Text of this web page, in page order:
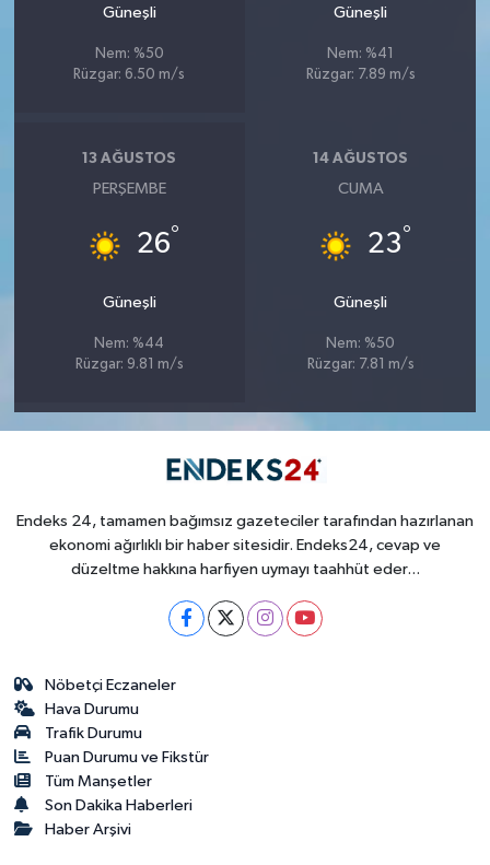
Güneşli
Nem: %50
Rüzgar: 6.50 m/s
Güneşli
Nem: %41
Rüzgar: 7.89 m/s
13 AĞUSTOS
PERŞEMBE
26°
Güneşli
Nem: %44
Rüzgar: 9.81 m/s
14 AĞUSTOS
CUMA
23°
Güneşli
Nem: %50
Rüzgar: 7.81 m/s
Endeks 24, tamamen bağımsız gazeteciler tarafından hazırlanan
ekonomi ağırlıklı bir haber sitesidir. Endeks24, cevap ve
düzeltme hakkına harfiyen uymayı taahhüt eder...
Nöbetçi Eczaneler
Hava Durumu
Trafik Durumu
Puan Durumu ve Fikstür
Tüm Manşetler
Son Dakika Haberleri
Haber Arşivi